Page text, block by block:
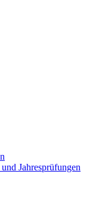
Jahresprüfungen